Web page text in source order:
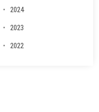
2024
2023
2022